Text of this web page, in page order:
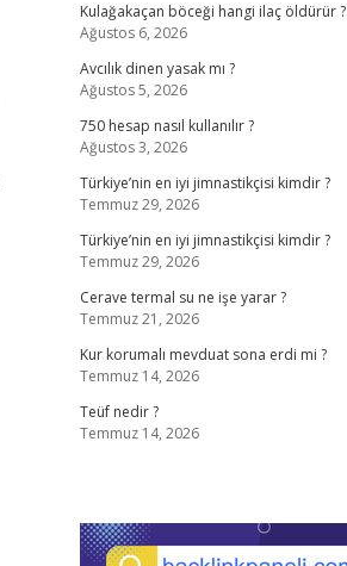
Kulağakaçan böceği hangi ilaç öldürür ?
Ağustos 6, 2026
Avcılık dinen yasak mı ?
Ağustos 5, 2026
750 hesap nasıl kullanılır ?
Ağustos 3, 2026
Türkiye’nin en iyi jimnastikçisi kimdir ?
Temmuz 29, 2026
Türkiye’nin en iyi jimnastikçisi kimdir ?
Temmuz 29, 2026
Cerave termal su ne işe yarar ?
Temmuz 21, 2026
Kur korumalı mevduat sona erdi mi ?
Temmuz 14, 2026
Teüf nedir ?
Temmuz 14, 2026